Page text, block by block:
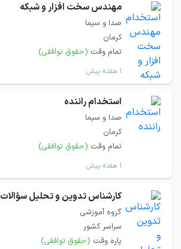
مهندس سخت افزار و شبکه
صدا و سیما
کرمان
تمام وقت (حقوق توافقی)
۱ هفته پیش
استخدام راننده
صدا و سیما
کرمان
تمام وقت (حقوق توافقی)
۱ هفته پیش
کارشناس تدوین و تحلیل
گروه آموزشی
سراسر کشور
پاره وقت (حقوق توافقی)